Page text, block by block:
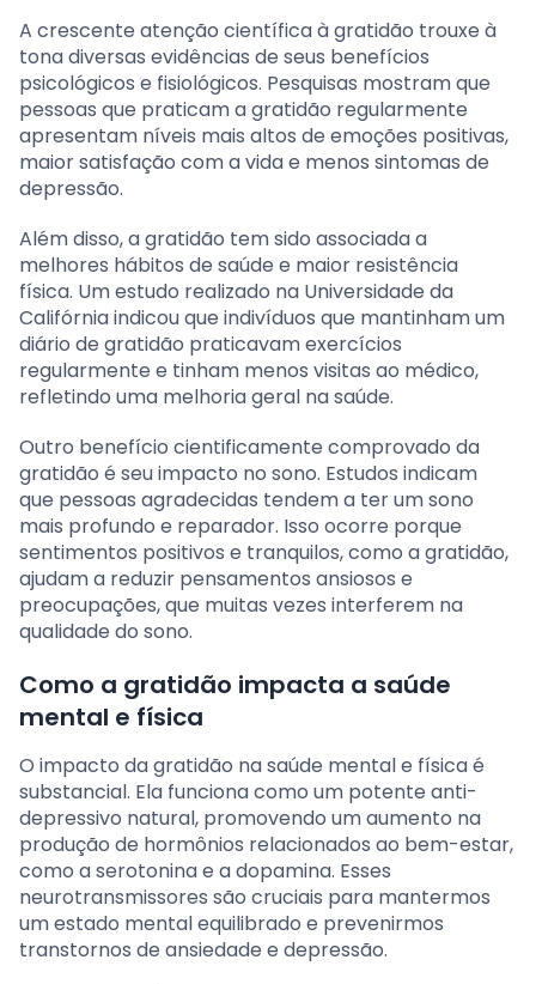
A crescente atenção científica à gratidão trouxe à
tona diversas evidências de seus benefícios
psicológicos e fisiológicos. Pesquisas mostram que
pessoas que praticam a gratidão regularmente
apresentam níveis mais altos de emoções positivas,
maior satisfação com a vida e menos sintomas de
depressão.
Além disso, a gratidão tem sido associada a
melhores hábitos de saúde e maior resistência
física. Um estudo realizado na Universidade da
Califórnia indicou que indivíduos que mantinham um
diário de gratidão praticavam exercícios
regularmente e tinham menos visitas ao médico,
refletindo uma melhoria geral na saúde.
Outro benefício cientificamente comprovado da
gratidão é seu impacto no sono. Estudos indicam
que pessoas agradecidas tendem a ter um sono
mais profundo e reparador. Isso ocorre porque
sentimentos positivos e tranquilos, como a gratidão,
ajudam a reduzir pensamentos ansiosos e
preocupações, que muitas vezes interferem na
qualidade do sono.
Como a gratidão impacta a saúde
mental e física
O impacto da gratidão na saúde mental e física é
substancial. Ela funciona como um potente anti-
depressivo natural, promovendo um aumento na
produção de hormônios relacionados ao bem-estar,
como a serotonina e a dopamina. Esses
neurotransmissores são cruciais para mantermos
um estado mental equilibrado e prevenirmos
transtornos de ansiedade e depressão.